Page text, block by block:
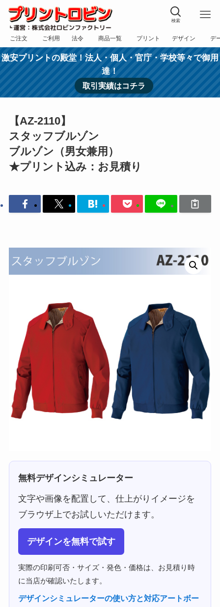
検索
ご注文
フォーム
ご利用
規約
法令
表記
商品一覧
カテゴリー
プリント
方法
デザイン
依頼
デ
入
激安プリントの殿堂！法人・個人・官庁・学校等々で御用
達！
取引実績はコチラ
【AZ-2110】
スタッフブルゾン
ブルゾン（男女兼用）
★プリント込み：お見積り
無料デザインシミュレーター
文字や画像を配置して、仕上がりイメージを
ブラウザ上でお試しいただけます。
デザインを無料で試す
実際の印刷可否・サイズ・発色・価格は、お見積り時
に当店が確認いたします。
デザインシミュレーターの使い方と対応アートボー